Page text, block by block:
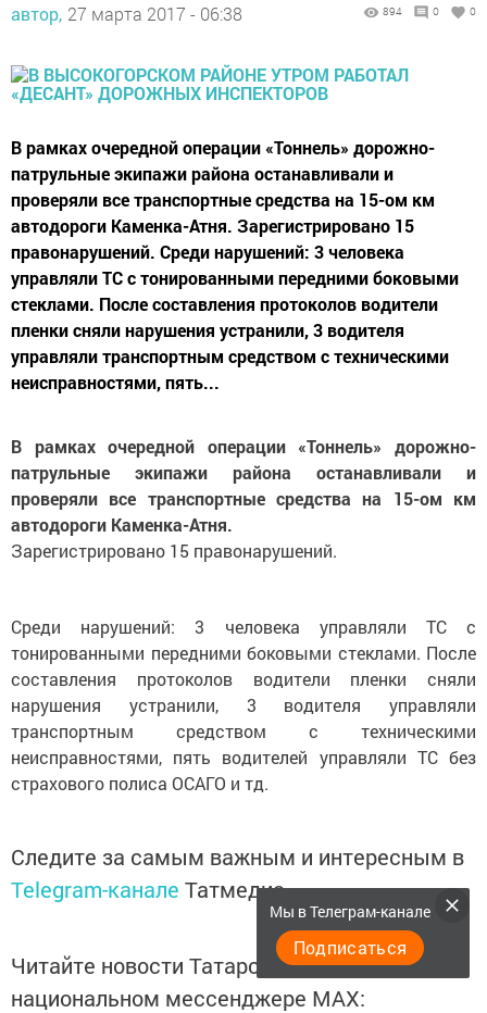
автор, 27 марта 2017 - 06:38 894 0 0
В рамках очередной операции «Тоннель» дорожно-
патрульные экипажи района останавливали и
проверяли все транспортные средства на 15-ом км
автодороги Каменка-Атня. Зарегистрировано 15
правонарушений. Среди нарушений: 3 человека
управляли ТС с тонированными передними боковыми
стеклами. После составления протоколов водители
пленки сняли нарушения устранили, 3 водителя
управляли транспортным средством с техническими
неисправностями, пять...
В рамках очередной операции «Тоннель» дорожно-
патрульные экипажи района останавливали и
проверяли все транспортные средства на 15-ом км
автодороги Каменка-Атня.
Зарегистрировано 15 правонарушений.
Среди нарушений: 3 человека управляли ТС с
тонированными передними боковыми стеклами. После
составления протоколов водители пленки сняли
нарушения устранили, 3 водителя управляли
транспортным средством с техническими
неисправностями, пять водителей управляли ТС без
страхового полиса ОСАГО и тд.
Следите за самым важным и интересным в
Telegram-канале Татмедиа
Читайте новости Татарстана в
национальном мессенджере MАХ:
Мы в Телеграм-канале
Подписаться